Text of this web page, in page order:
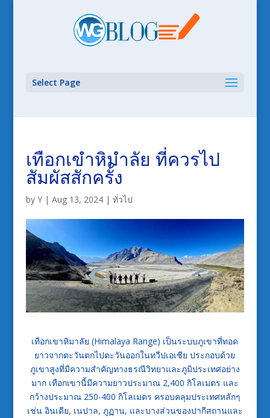
Select Page
เทือกเขำหิมำลัย ที่ควรไป
สัมผัสสักครั้ง
by Y| Aug 13, 2024| ทั่วไป
เทือกเขาหิมาลัย (Himalaya Range) เป็นระบบภูเขาที่ทอด
ยาวจากตะวันตกไปตะวันออกในทวีปเอเชีย ประกอบด้วย
ภูเขาสูงที่มีความสำคัญทางธรณีวิทยาและภูมิประเทศอย่าง
มาก เทือกเขานี้มีความยาวประมาณ 2,400 กิโลเมตร และ
กว้างประมาณ 250-400 กิโลเมตร ครอบคลุมประเทศหลักๆ
เช่น อินเดีย, เนปาล, ภูฏาน, และบางส่วนของปากีสถานและ